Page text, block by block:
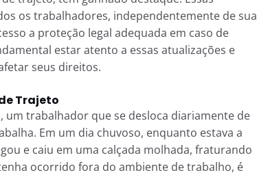
os trabalhadores, independentemente de sua
a proteção legal adequada em caso de
estar atento a essas atualizações e
seus direitos.
Trajeto
um trabalhador que se desloca diariamente de
Em um dia chuvoso, enquanto estava a
e caiu em uma calçada molhada, fraturando
ocorrido fora do ambiente de trabalho, é